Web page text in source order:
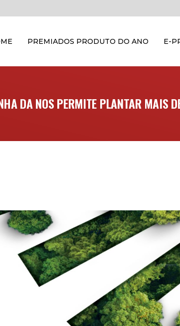
PREMIADOS PRODUTO DO ANO E-
DA NOS PERMITE PLANTAR MAIS